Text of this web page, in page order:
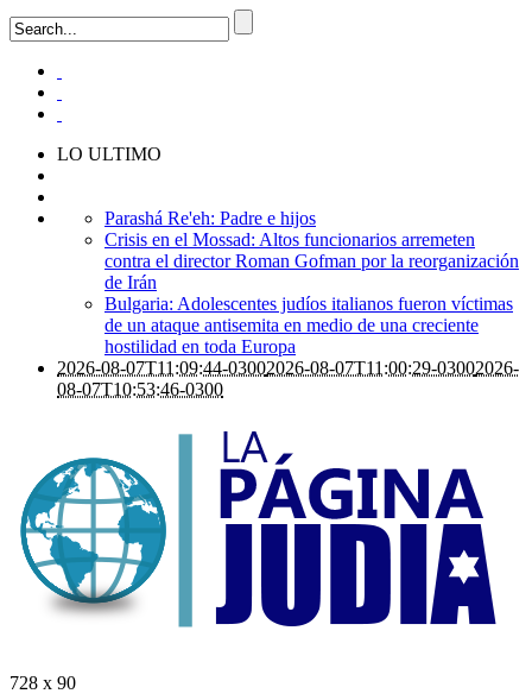
LO ULTIMO
Parashá Re'eh: Padre e hijos
Crisis en el Mossad: Altos funcionarios arremeten
contra el director Roman Gofman por la reorganización
de Irán
Bulgaria: Adolescentes judíos italianos fueron víctimas
de un ataque antisemita en medio de una creciente
hostilidad en toda Europa
2026-08-07T11:09:44-03002026-08-07T11:00:29-03002026-
08-07T10:53:46-0300
728 x 90